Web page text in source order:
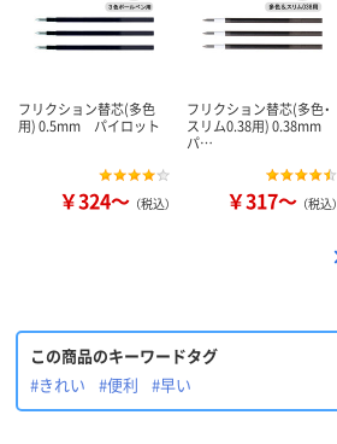
フリクション替芯(多色
用) 0.5mm パイロット
￥324～ （税込）
フリクション替芯(多色・
スリム0.38用) 0.38mm
パ…
￥317～ （税込）
この商品のキーワードタグ
#きれい
#便利 #早い